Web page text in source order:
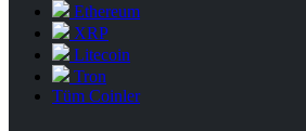
Ethereum
XRP
Litecoin
Tron
Tüm Coinler